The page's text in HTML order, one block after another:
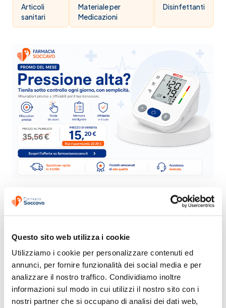
Questo sito web utilizza i cookie
Utilizziamo i cookie per personalizzare contenuti ed
annunci, per fornire funzionalità dei social media e per
analizzare il nostro traffico. Condividiamo inoltre
informazioni sul modo in cui utilizzi il nostro sito con i
nostri partner che si occupano di analisi dei dati web,
Articoli
sanitari
Materiale per
Medicazioni
Disinfettanti